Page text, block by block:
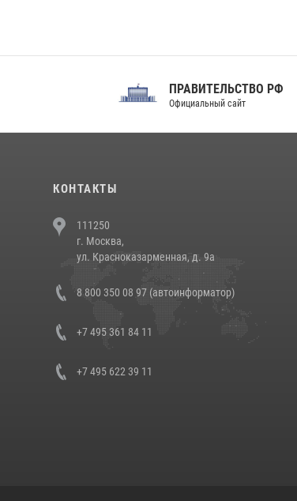
ПРАВИТЕЛЬСТВО РФ
Официальный сайт
КОНТАКТЫ
111250
г. Москва,
ул. Красноказарменная, д. 9а
8 800 350 08 97 (автоинформатор)
+7 495 361 84 11
+7 495 622 39 11